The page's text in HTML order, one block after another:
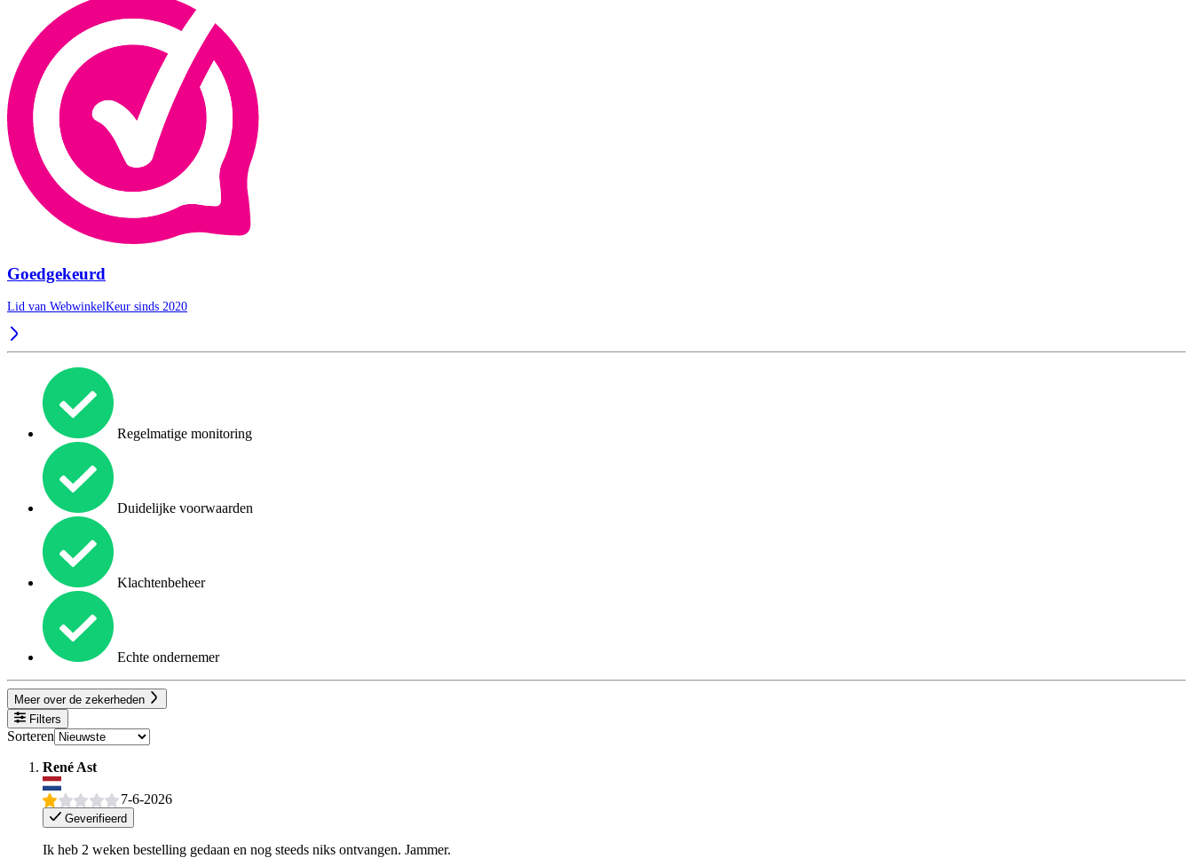
Goedgekeurd
Lid van WebwinkelKeur sinds 2020
Regelmatige monitoring
Duidelijke voorwaarden
Klachtenbeheer
Echte ondernemer
Meer over de zekerheden
Filters
Sorteren
René Ast
7-6-2026
Geverifieerd
Ik heb 2 weken bestelling gedaan en nog steeds niks ontvangen. Jammer.